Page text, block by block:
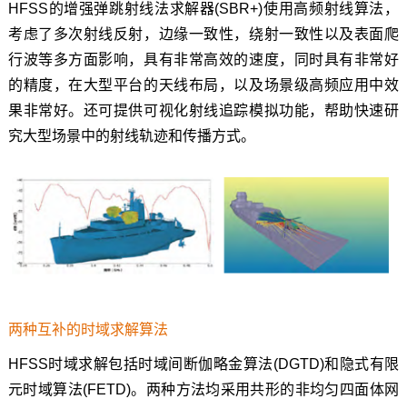
HFSS的增强弹跳射线法求解器(SBR+)使用高频射线算法，
考虑了多次射线反射，边缘一致性，绕射一致性以及表面爬
行波等多方面影响，具有非常高效的速度，同时具有非常好
的精度，在大型平台的天线布局，以及场景级高频应用中效
果非常好。还可提供可视化射线追踪模拟功能，帮助快速研
究大型场景中的射线轨迹和传播方式。
两种互补的时域求解算法
HFSS时域求解包括时域间断伽略金算法(DGTD)和隐式有限
元时域算法(FETD)。两种方法均采用共形的非均匀四面体网